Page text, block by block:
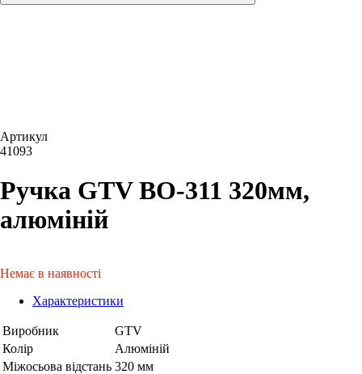
Артикул
41093
Ручка GTV ВО-311 320мм,
алюміній
Немає в наявності
Характеристики
Виробник
GTV
Колір
Алюміній
Міжосьова відстань 320 мм